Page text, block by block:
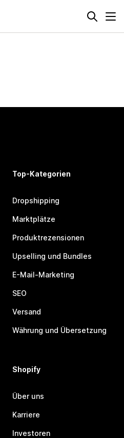
Top-Kategorien
Dropshipping
Marktplätze
Produktrezensionen
Upselling und Bundles
E-Mail-Marketing
SEO
Versand
Währung und Übersetzung
Shopify
Über uns
Karriere
Investoren